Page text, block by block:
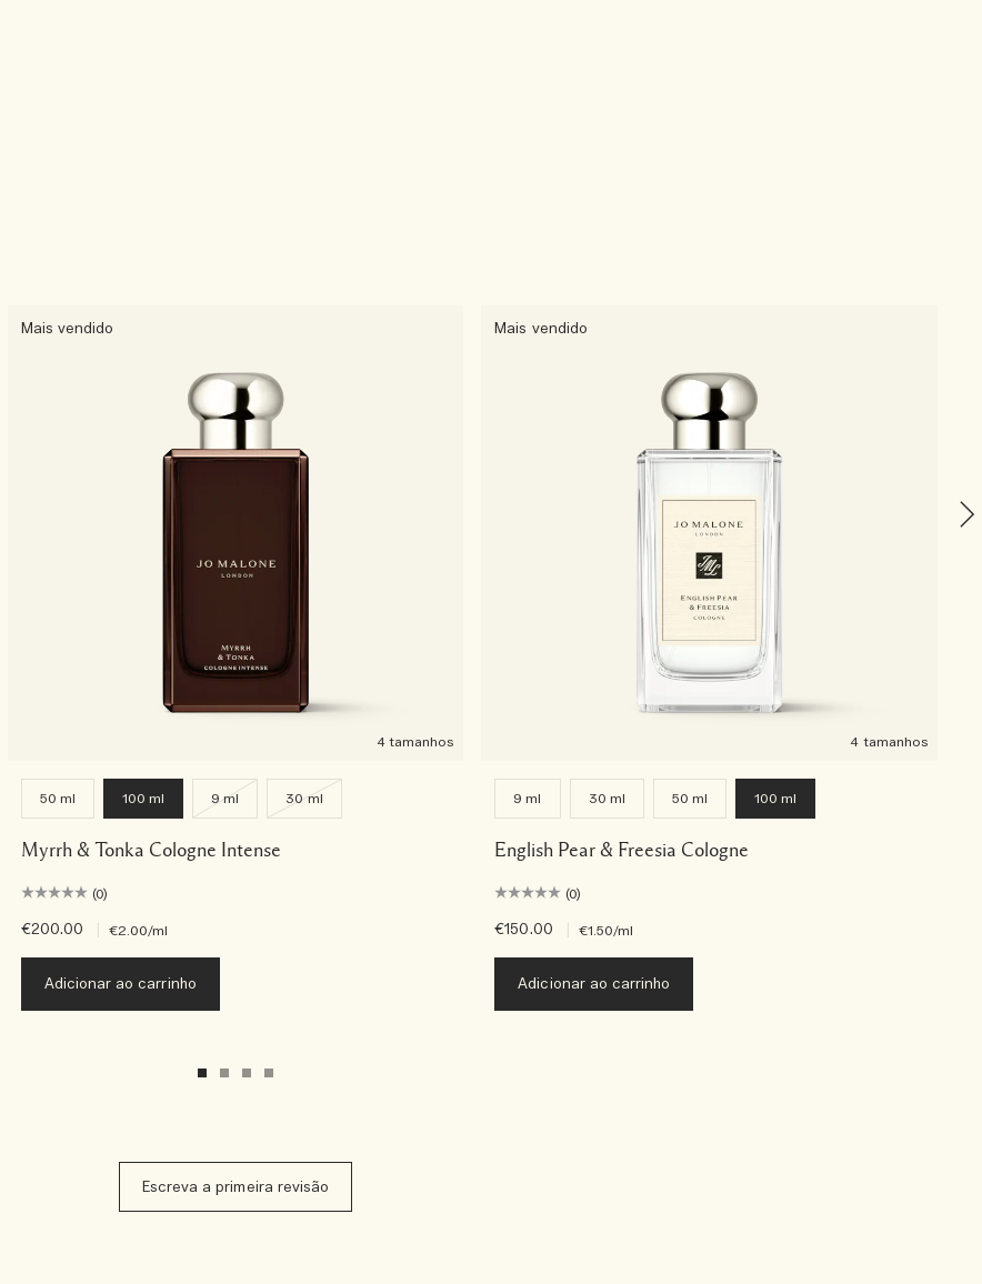
Mais vendido
4 tamanhos
50 ml 100 ml 9 ml 30 ml
Myrrh & Tonka Cologne Intense
(0)
€200.00 €2.00/ml
Adicionar ao carrinho
Mais vendido
4 tamanhos
9 ml 30 ml 50 ml 100 ml
English Pear & Freesia Cologne
(0)
€150.00 €1.50/ml
Adicionar ao carrinho
Escreva a primeira revisão